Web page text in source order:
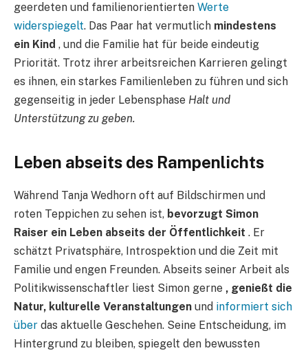
geerdeten und familienorientierten Werte
widerspiegelt. Das Paar hat vermutlich mindestens
ein Kind , und die Familie hat für beide eindeutig
Priorität. Trotz ihrer arbeitsreichen Karrieren gelingt
es ihnen, ein starkes Familienleben zu führen und sich
gegenseitig in jeder Lebensphase Halt und
Unterstützung zu geben.
Leben abseits des Rampenlichts
Während Tanja Wedhorn oft auf Bildschirmen und
roten Teppichen zu sehen ist, bevorzugt Simon
Raiser ein Leben abseits der Öffentlichkeit . Er
schätzt Privatsphäre, Introspektion und die Zeit mit
Familie und engen Freunden. Abseits seiner Arbeit als
Politikwissenschaftler liest Simon gerne , genießt die
Natur, kulturelle Veranstaltungen und informiert sich
über das aktuelle Geschehen. Seine Entscheidung, im
Hintergrund zu bleiben, spiegelt den bewussten